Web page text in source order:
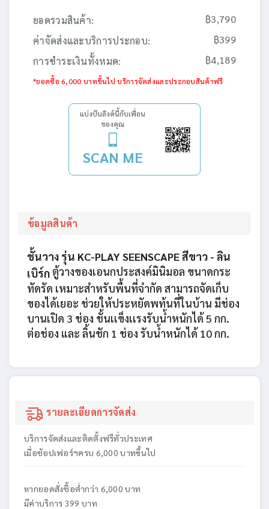
ยอดรวมสินค้า:
฿3,790
ค่าจัดส่งและบริการประกอบ:
฿399
การชำระเงินทั้งหมด:
฿4,189
*ยอดซื้อ 6,000 บาทขึ้นไป บริการจัดส่งและประกอบสินค้าฟรี
แบ่งปันลิงค์นี้กับเพื่อน
ของคุณ
SCAN ME
ข้อมูลสินค้า
ชั้นวาง รุ่น KC-PLAY SEENSCAPE สีขาว - ลิน
เบิร์ก ตู้วางของเอนกประสงค์มินิมอล ขนาดกระ
ทัดรัด เหมาะสำหรับพื้นที่จำกัด สามารถจัดเก็บ
ของได้เยอะ ช่วยให้ประหยัดพท้นที่ในบ้าน มีช่อง
บานเปิด 3 ช่อง ชั้นเเข็งเเรงรับน้ำหนักได้ 5 กก.
ต่อช่อง และ ลิ้นชัก 1 ช่อง รับน้ำหนักได้ 10 กก.
รายละเอียดการจัดส่ง
บริการจัดส่งและติดตั้งฟรีทั่วประเทศ
เมื่อช้อปเฟอร์ฯครบ 6,000 บาทขึ้นไป
หากยอดสั่งซื้อต่ำกว่า 6,000 บาท
มีค่าบริการ 399 บาท